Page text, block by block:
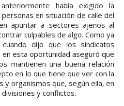
había exigido la
en situación de calle del
apuntar a sectores ajenos al
culpables de algo. Como ya
dijo que los sindicatos
esta oportunidad aseguró que
mantienen una buena relación
en lo que tiene que ver con la
y organismos que, según ella, en
y conflictos.